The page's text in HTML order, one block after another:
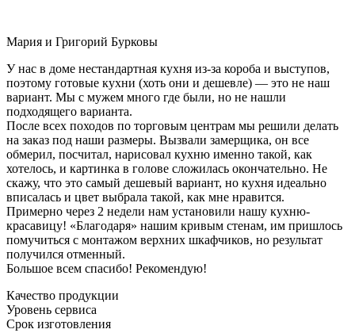
Мария и Григорий Бурковы
У нас в доме нестандартная кухня из-за короба и выступов,
поэтому готовые кухни (хоть они и дешевле) — это не наш
вариант. Мы с мужем много где были, но не нашли
подходящего варианта.
После всех походов по торговым центрам мы решили делать
на заказ под наши размеры. Вызвали замерщика, он все
обмерил, посчитал, нарисовал кухню именно такой, как
хотелось, и картинка в голове сложилась окончательно. Не
скажу, что это самый дешевый вариант, но кухня идеально
вписалась и цвет выбрала такой, как мне нравится.
Примерно через 2 недели нам установили нашу кухню-
красавицу! «Благодаря» нашим кривым стенам, им пришлось
помучиться с монтажом верхних шкафчиков, но результат
получился отменный.
Большое всем спасибо! Рекомендую!
Качество продукции
Уровень сервиса
Срок изготовления